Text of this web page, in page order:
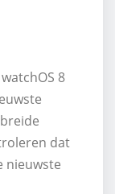
8
dat
nieuwste